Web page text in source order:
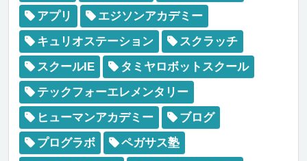
アプリ
エジソンアカデミー
キュリオステーション
スクラッチ
スクールIE
タミヤロボットスクール
テックフォーエレメンタリー
ヒューマンアカデミー
ブログ
プログラボ
ペガサス塾